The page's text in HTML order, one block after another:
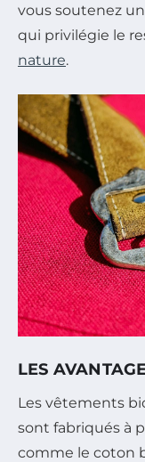
vous soutenez
qui privilégie le
nature.
LES
Les vêtements
sont fabriqués à
comme le coton